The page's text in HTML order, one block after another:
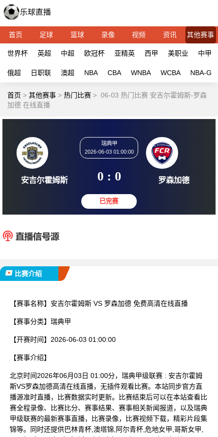
首页 足球 篮球 录像 视频 资讯 其他赛事
世界杯 英超 中超 欧冠杯 亚精英 西甲 美职业 中甲
俄超 日职联 澳超 NBA CBA WNBA WCBA NBA-G
首页 > 其他赛事 > 热门比赛 > 06-03 热门比赛 安吉尔霍姆斯-罗森
加德 在线直播
2026-06-03 01:00:00
0 : 0
比赛介绍
【赛事名称】 安吉尔霍姆斯 VS 罗森加德 免费高清在线直播
【赛事分类】 瑞典甲
【开赛时间】 2026-06-03 01:00:00
【赛事介绍】
北京时间2026年06月03日 01:00分，瑞典甲级联赛 : 安吉尔霍姆
斯VS罗森加德高清在线直播，无插件观看比赛。本站同步官方直
播源准时直播，比赛数据实时更新。比赛结束后可以在本站查看比
赛全程录像、比赛比分、赛事结果、赛事相关新闻报道，以及瑞典
甲级联赛的最新赛事直播，比赛录像，比赛视频下载，精彩片段集
锦等。同时还提供巴林青杯,澳塔锦,阿尔青杯,危地女甲,哥斯女甲,